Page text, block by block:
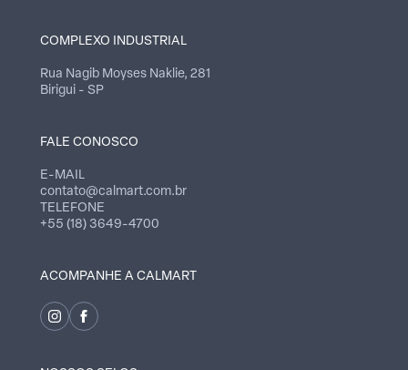
COMPLEXO INDUSTRIAL
Rua Nagib Moyses Naklie, 281
Birigui - SP
FALE CONOSCO
E-MAIL
contato@calmart.com.br
TELEFONE
+55 (18) 3649-4700
ACOMPANHE A CALMART